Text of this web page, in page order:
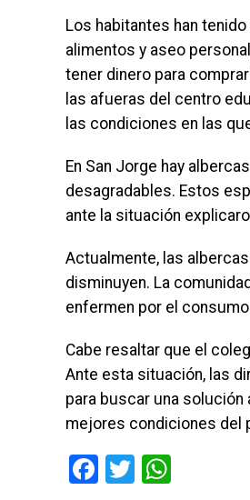
Los habitantes han
alimentos y aseo
tener dinero para
las afueras del centro
las condiciones en las
En San Jorge hay
desagradables. Estos
ante la situación
Actualmente, las
disminuyen. La
enfermen por el
Cabe resaltar que el
Ante esta situación, las
para buscar una solución
mejores condiciones del
Facebook
Twitter